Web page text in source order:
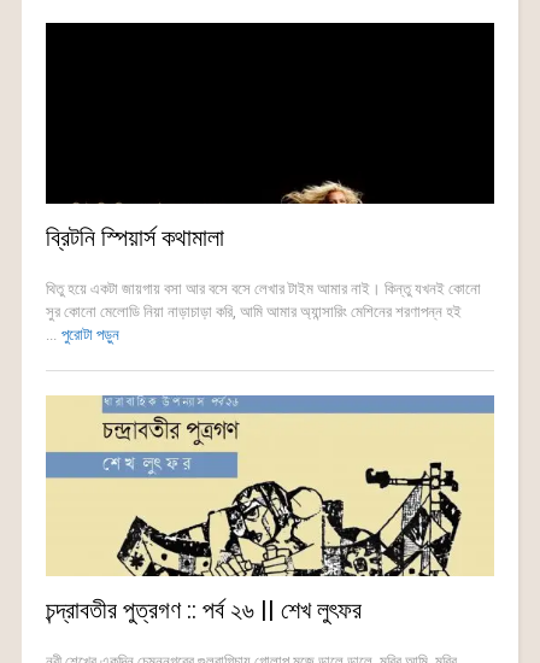
ব্রিটনি স্পিয়ার্স কথামালা
থিতু হয়ে একটা জায়গায় বসা আর বসে বসে লেখার টাইম আমার নাই। কিন্তু যখনই কোনো
সুর কোনো মেলোডি নিয়া নাড়াচাড়া করি, আমি আমার অ্যান্সারিং মেশিনের শরণাপন্ন হই
... পুরোটা পড়ুন
চন্দ্রাবতীর পুত্রগণ :: পর্ব ২৬ || শেখ লুৎফর